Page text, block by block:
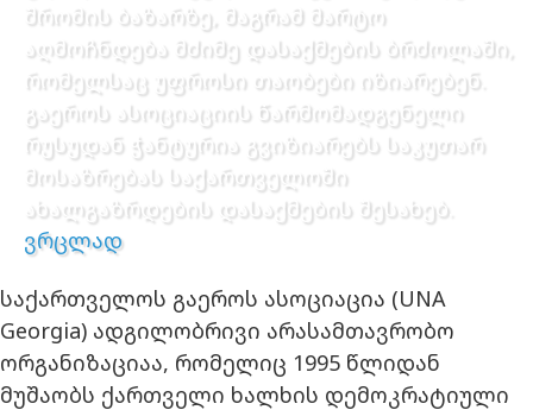
შრომის ბაზარზე, მაგრამ მარტო
აღმოჩნდება მძიმე დასაქმების ბრძოლაში,
რომელსაც უფროსი თაობები იზიარებენ.
გაეროს ასოციაციის წარმომადგენელი
რუსუდან ჭანტურია გვიზიარებს საკუთარ
მოსაზრებას საქართველოში
ახალგაზრდების დასაქმების შესახებ.
ვრცლად
საქართველოს გაეროს ასოციაცია (UNA
Georgia) ადგილობრივი არასამთავრობო
ორგანიზაციაა, რომელიც 1995 წლიდან
მუშაობს ქართველი ხალხის დემოკრატიული